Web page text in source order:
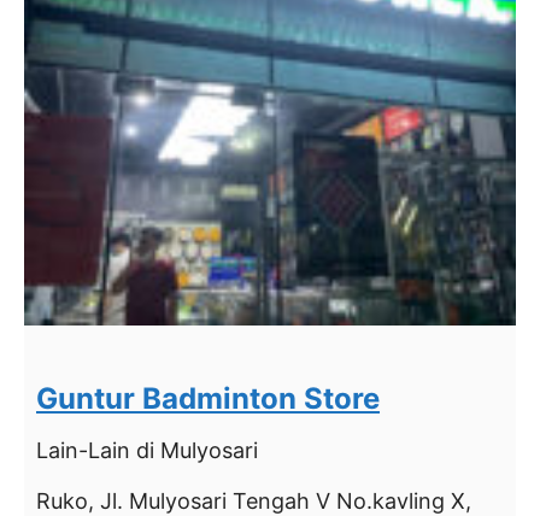
Guntur Badminton Store
Lain-Lain di Mulyosari
Ruko, Jl. Mulyosari Tengah V No.kavling X,